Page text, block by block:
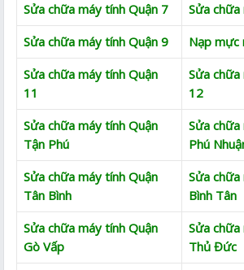
Sửa chữa máy tính Quận 7
Sửa
Sửa chữa máy tính Quận 9
Nạp mực
Sửa chữa máy tính Quận
11
Sửa
12
Sửa chữa máy tính Quận
Tận Phú
Sửa
Phú
Sửa chữa máy tính Quận
Tân Bình
Sửa
Bình Tân
Sửa chữa máy tính Quận
Gò Vấp
Sửa
Thủ Đức